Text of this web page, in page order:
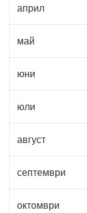
април
май
юни
юли
август
септември
октомври